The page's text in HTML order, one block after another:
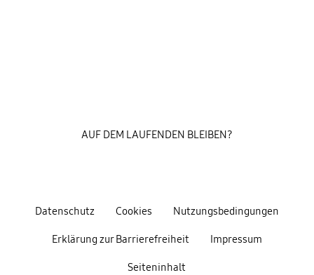
Datenschutz Cookies Nutzungsbedingungen
Erklärung zur Barrierefreiheit Impressum
Seiteninhalt
AUF DEM LAUFENDEN BLEIBEN?